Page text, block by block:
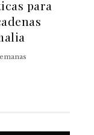
para